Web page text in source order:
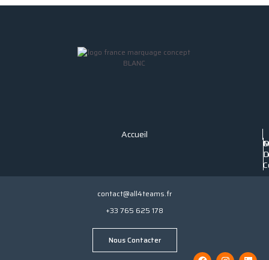
Accueil
contact@all4teams.fr
+33 765 625 178
Nous Contacter